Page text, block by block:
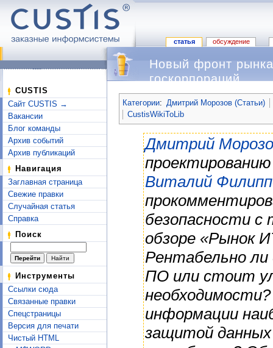
статья обсуждение
CUSTIS
Сайт CUSTIS →
Вакансии
Блог команды
Архив событий
Архив публикаций
Навигация
Заглавная страница
Свежие правки
Случайная статья
Справка
Поиск
Инструменты
Ссылки сюда
Связанные правки
Спецстраницы
Версия для печати
Чистый HTML
Новый фронт
госкорпораций
Категории: Дмитрий Морозов (Статьи)
CustisWikiToLib
Дмитрий
Виталий
безопасности с
обзоре «Рынок
Рентабельно ли
ПО или стоит
информации
защитой